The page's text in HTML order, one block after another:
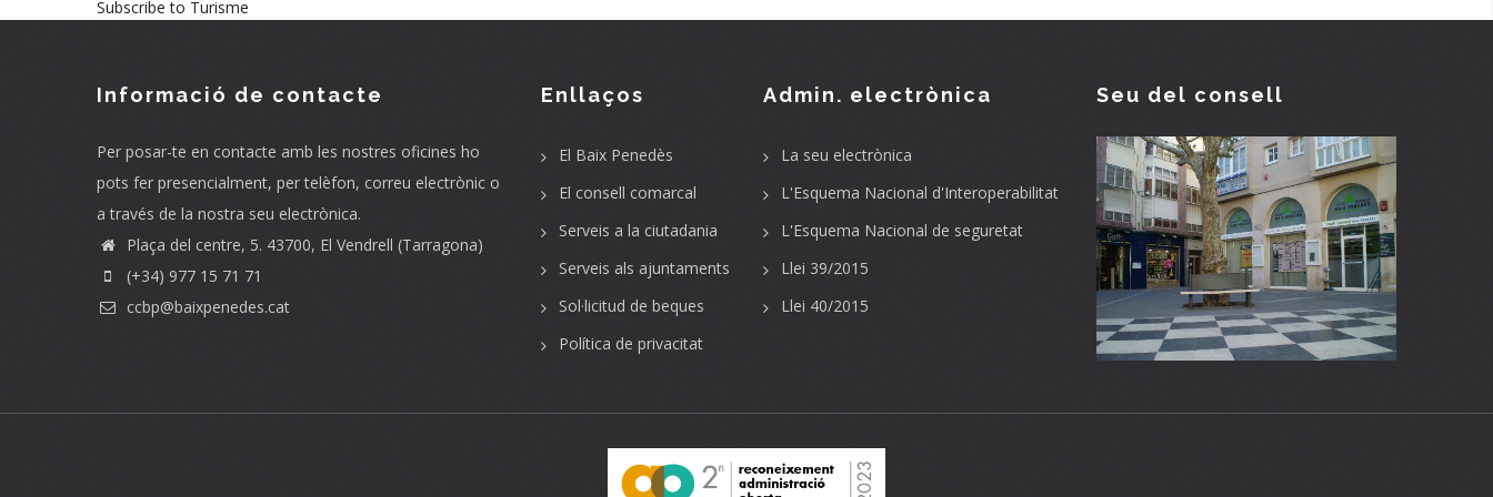
Subscribe to Turisme
Informació de contacte
Per posar-te en contacte amb les nostres oficines ho
pots fer presencialment, per telèfon, correu electrònic o
a través de la nostra seu electrònica.
Plaça del centre, 5. 43700, El Vendrell (Tarragona)
(+34) 977 15 71 71
ccbp@baixpenedes.cat
Enllaços
El Baix Penedès
El consell comarcal
Serveis a la ciutadania
Serveis als ajuntaments
Sol·licitud de beques
Política de privacitat
Admin. electrònica
La seu electrònica
L'Esquema Nacional d'Interoperabilitat
L'Esquema Nacional de seguretat
Llei 39/2015
Llei 40/2015
Seu del consell